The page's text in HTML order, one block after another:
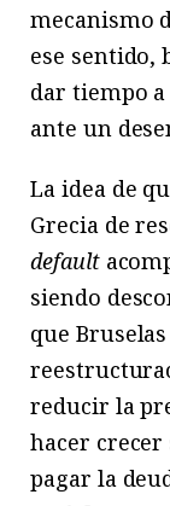
mecanismo
ese sentido,
dar tiempo a
ante un
La idea de
Grecia de
default
siendo
que
reducir la
hacer
pagar la